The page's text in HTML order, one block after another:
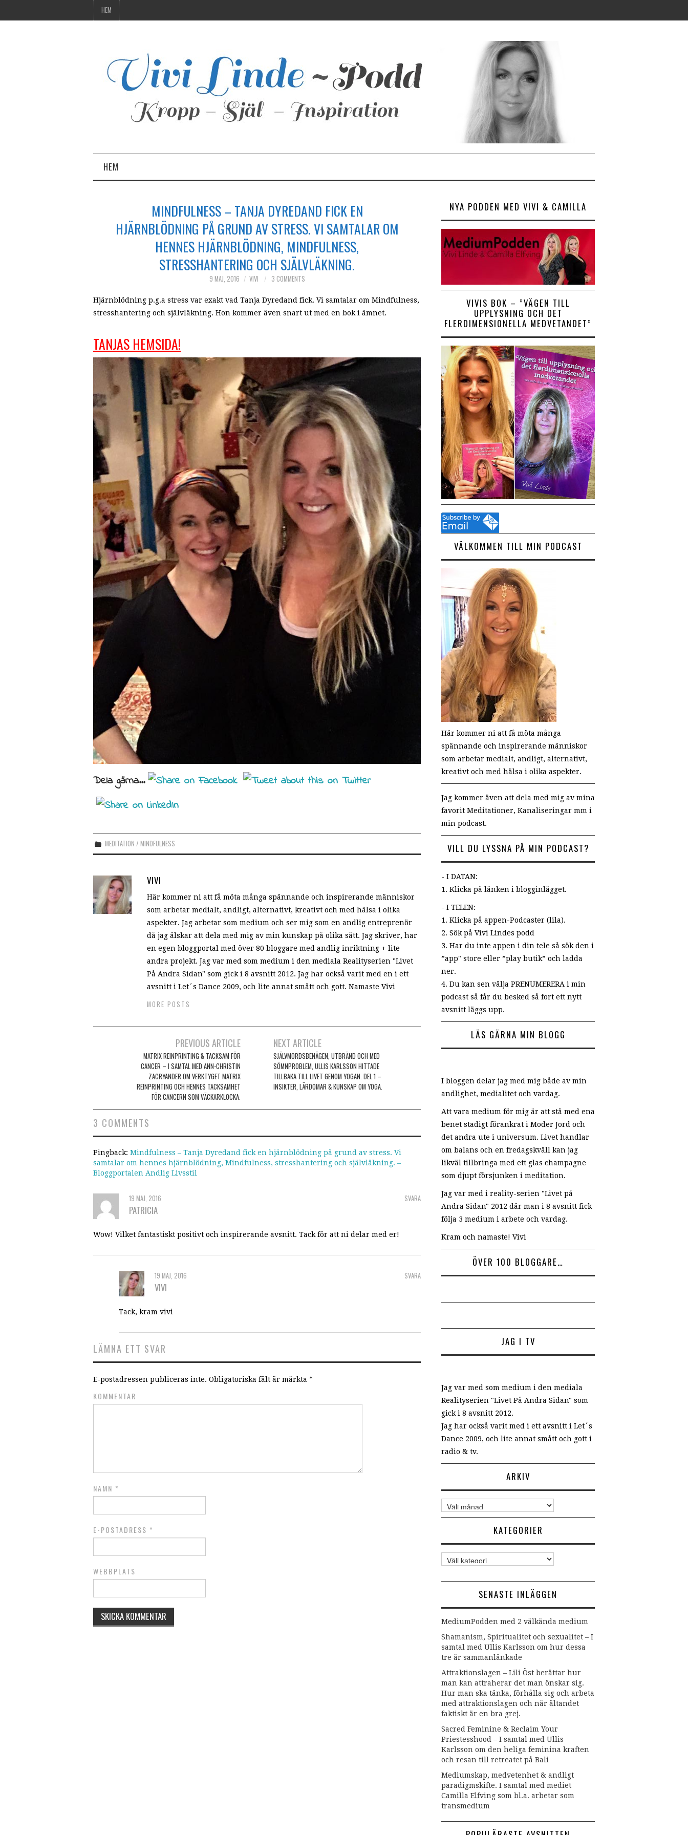
HEM
HEM
MINDFULNESS – TANJA DYREDAND FICK EN
HJÄRNBLÖDNING PÅ GRUND AV STRESS. VI SAMTALAR OM
HENNES HJÄRNBLÖDNING, MINDFULNESS,
STRESSHANTERING OCH SJÄLVLÄKNING.
9 MAJ, 2016 VIVI 3 COMMENTS
Hjärnblödning p.g.a stress var exakt vad Tanja Dyredand fick. Vi samtalar om Mindfulness,
stresshantering och självläkning. Hon kommer även snart ut med en bok i ämnet.
TANJAS HEMSIDA!
Dela gärna...
MEDITATION / MINDFULNESS
VIVI
Här kommer ni att få möta många spännande och inspirerande människor
som arbetar medialt, andligt, alternativt, kreativt och med hälsa i olika
aspekter. Jag arbetar som medium och ser mig som en andlig entreprenör
då jag älskar att dela med mig av min kunskap på olika sätt. Jag skriver, har
en egen bloggportal med över 80 bloggare med andlig inriktning + lite
andra projekt. Jag var med som medium i den mediala Realityserien "Livet
På Andra Sidan" som gick i 8 avsnitt 2012. Jag har också varit med en i ett
avsnitt i Let´s Dance 2009, och lite annat smått och gott. Namaste Vivi
MORE POSTS
Post navigation
PREVIOUS ARTICLE
MATRIX REINPRINTING & TACKSAM FÖR
CANCER – I SAMTAL MED ANN-CHRISTIN
ZACRYANDER OM VERKTYGET MATRIX
REINPRINTING OCH HENNES TACKSAMHET
FÖR CANCERN SOM VÄCKARKLOCKA.
NEXT ARTICLE
SJÄLVMORDSBENÄGEN, UTBRÄND OCH MED
SÖMNPROBLEM, ULLIS KARLSSON HITTADE
TILLBAKA TILL LIVET GENOM YOGAN. DEL 1 –
INSIKTER, LÄRDOMAR & KUNSKAP OM YOGA.
3 COMMENTS
Pingback: Mindfulness – Tanja Dyredand fick en hjärnblödning på grund av stress. Vi
samtalar om hennes hjärnblödning, Mindfulness, stresshantering och självläkning. –
Bloggportalen Andlig Livsstil
SVARA
19 MAJ, 2016
PATRICIA
Wow! Vilket fantastiskt positivt och inspirerande avsnitt. Tack för att ni delar med er!
SVARA
19 MAJ, 2016
VIVI
Tack, kram vivi
LÄMNA ETT SVAR
E-postadressen publiceras inte. Obligatoriska fält är märkta *
KOMMENTAR
NAMN *
E-POSTADRESS *
WEBBPLATS
NYA PODDEN MED VIVI & CAMILLA
VIVIS BOK – ”VÄGEN TILL
UPPLYSNING OCH DET
FLERDIMENSIONELLA MEDVETANDET”
VÄLKOMMEN TILL MIN PODCAST
Här kommer ni att få möta många
spännande och inspirerande människor
som arbetar medialt, andligt, alternativt,
kreativt och med hälsa i olika aspekter.
Jag kommer även att dela med mig av mina
favorit Meditationer, Kanaliseringar mm i
min podcast.
VILL DU LYSSNA PÅ MIN PODCAST?
- I DATAN:
1. Klicka på länken i blogginlägget.
- I TELEN:
1. Klicka på appen-Podcaster (lila).
2. Sök på Vivi Lindes podd
3. Har du inte appen i din tele så sök den i
”app" store eller ”play butik” och ladda
ner.
4. Du kan sen välja PRENUMERERA i min
podcast så får du besked så fort ett nytt
avsnitt läggs upp.
LÄS GÄRNA MIN BLOGG
I bloggen delar jag med mig både av min
andlighet, medialitet och vardag.
Att vara medium för mig är att stå med ena
benet stadigt förankrat i Moder Jord och
det andra ute i universum. Livet handlar
om balans och en fredagskväll kan jag
likväl tillbringa med ett glas champagne
som djupt försjunken i meditation.
Jag var med i reality-serien "Livet på
Andra Sidan" 2012 där man i 8 avsnitt fick
följa 3 medium i arbete och vardag.
Kram och namaste! Vivi
ÖVER 100 BLOGGARE…
JAG I TV
Jag var med som medium i den mediala
Realityserien "Livet På Andra Sidan" som
gick i 8 avsnitt 2012.
Jag har också varit med i ett avsnitt i Let´s
Dance 2009, och lite annat smått och gott i
radio & tv.
ARKIV
Arkiv
KATEGORIER
Kategorier
SENASTE INLÄGGEN
MediumPodden med 2 välkända medium
Shamanism, Spiritualitet och sexualitet – I
samtal med Ullis Karlsson om hur dessa
tre är sammanlänkade
Attraktionslagen – Lili Öst berättar hur
man kan attraherar det man önskar sig.
Hur man ska tänka, förhålla sig och arbeta
med attraktionslagen och när ältandet
faktiskt är en bra grej.
Sacred Feminine & Reclaim Your
Priestesshood – I samtal med Ullis
Karlsson om den heliga feminina kraften
och resan till retreatet på Bali
Mediumskap, medvetenhet & andligt
paradigmskifte. I samtal med mediet
Camilla Elfving som bl.a. arbetar som
transmedium